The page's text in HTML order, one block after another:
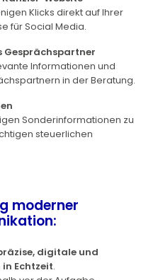
Klicks direkt auf Ihrer
für Social Media.
Informationen und
in der Beratung.
Sonderinformationen zu
steuerlichen
moderner
digitale und
Echtzeit.